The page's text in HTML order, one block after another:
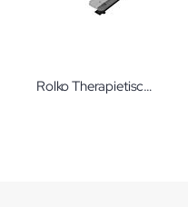
Rolko Therapietisch 675 x 570 x 8 mm